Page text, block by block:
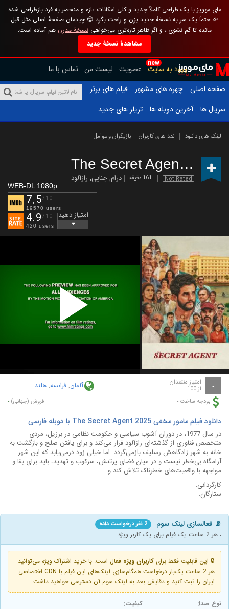
مای موویز با یک طراحی کاملاً جدید و کلی امکانات تازه و منحصر به فرد بازطراحی شده
🎉 حتماً یک سر به نسخهٔ جدید بزن و راحت بگرد 😊 چیدمان صفحهٔ اصلی مثل قبل
مانده تا گم نشوی ، و اگر ظاهر تازه‌تری می‌خواهینسخهٔ مدرن هم آماده است.
مشاهدهٔ نسخهٔ جدید
new
ورود به سایت عضویت لیست من تماس با ما
صفحه اصلی
چهره های مشهور
فیلم های برتر
سریال ها
آخرین دوبله ها تریلر های جدید
لینک های دانلود نقد های کاربران بازیگران و عوامل
The Secret Agent(2025)
Not Rated 161 دقیقه درام,جنایی, رازآلود
WEB-DL 1080p
7.5/10
19570 users
4.9 /10
420 users
امتیاز دهید
Play
Video
- امتیاز منتقدان
از 100 آلمان, فرانسه, هلند
بودجه ساخت:- فروش (جهانی):-
دانلود فیلم مامور مخفی The Secret Agent 2025 با دوبله فارسی
در سال 1977، در دوران آشوب سیاسی و حکومت نظامی در برزیل، مردی
متخصص فناوری از گذشته‌ای رازآلود فرار می‌کند و برای یافتن صلح و بازگشت به
خانه به شهر زادگاهش رسلیف بازمی‌گردد. اما خیلی زود درمی‌یابد که این شهر
آرامگاه بی‌خطر نیست و در میان فضای پرتنش، سرکوب و تهدید، باید برای بقا و
مواجهه با واقعیت‌های خطرناک تلاش کند و ...
کارگردانی:
ستارگان:
📡 فعالسازی لینک سوم 2 نفر درخواست داده
، هر 2 ساعت یک فیلم برای یک کاربر ویژه
🔒 این قابلیت فقط برای کاربران ویژه فعال است. با خرید اشتراک ویژه می‌توانید
هر 2 ساعت یک‌بار درخواست همگام‌سازی لینک‌های این فیلم با CDN اختصاصی
ایران را ثبت کنید و دقایقی بعد به لینک سوم آن دسترسی خواهید داشت
نوع صدا: کیفیت: